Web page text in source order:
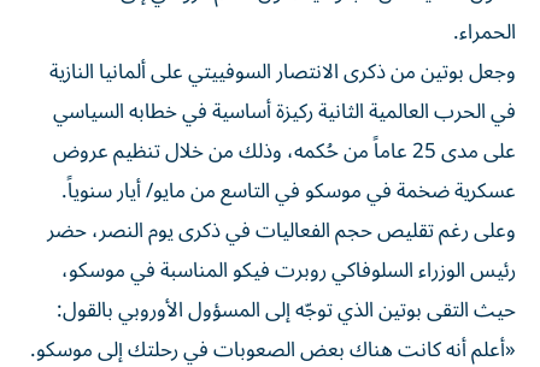
الحمراء.
وجعل بوتين من ذكرى الانتصار السوفييتي على ألمانيا النازية
في الحرب العالمية الثانية ركيزة أساسية في خطابه السياسي
على مدى 25 عاماً من حُكمه، وذلك من خلال تنظيم عروض
عسكرية ضخمة في موسكو في التاسع من مايو/ أيار سنوياً.
وعلى رغم تقليص حجم الفعاليات في ذكرى يوم النصر، حضر
رئيس الوزراء السلوفاكي روبرت فيكو المناسبة في موسكو،
حيث التقى بوتين الذي توجّه إلى المسؤول الأوروبي بالقول:
«أعلم أنه كانت هناك بعض الصعوبات في رحلتك إلى موسكو.